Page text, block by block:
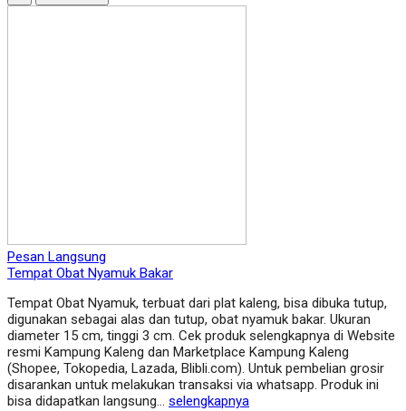
Pesan Langsung
Tempat Obat Nyamuk Bakar
Tempat Obat Nyamuk, terbuat dari plat kaleng, bisa dibuka tutup,
digunakan sebagai alas dan tutup, obat nyamuk bakar. Ukuran
diameter 15 cm, tinggi 3 cm. Cek produk selengkapnya di Website
resmi Kampung Kaleng dan Marketplace Kampung Kaleng
(Shopee, Tokopedia, Lazada, Blibli.com). Untuk pembelian grosir
disarankan untuk melakukan transaksi via whatsapp. Produk ini
bisa didapatkan langsung… selengkapnya